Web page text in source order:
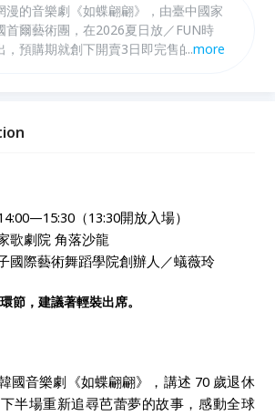
漫的音樂劇《如蝶翩翩》，由臺中國家
首爾藝術團，在2026夏日放／FUN時
，預購期就創下開賣3日即完售的驚人
涵與製作巧思。
...more
（13:30開放入場）
歌劇院 角落沙龍
國際藝術舞蹈學院創辦人／蟻薇玲
節，建議著輕裝出席。
國音樂劇《如蝶翩翩》，講述 70 歲退休
半場重新追尋芭蕾夢的故事，感動全球